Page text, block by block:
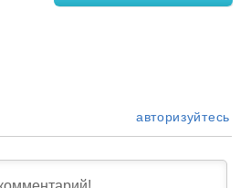
авторизуйтесь